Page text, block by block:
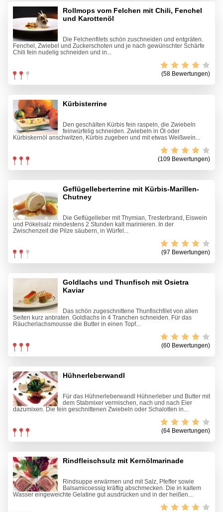
Rollmops vom Felchen mit Chili, Fenchel
und Karottenöl
Die Felchenfilets schön zuschneiden und entgräten.
Fenchel, Zwiebel und Zuckerschoten und je nach gewünschter Schärfe
Chili fein nudelig schneiden und in...
(58 Bewertungen)
Kürbisterrine
Den geschälten Kürbis fein raspeln, die Zwiebeln
feinwürfelig schneiden. Zwiebeln in Öl oder
Kürbiskernöl anschwitzen, Kürbis zugeben und mit etwas Weißwein...
(109 Bewertungen)
Geflügelleberterrine mit Kürbis-Marillen-
Chutney
Die Geflügelleber mit Thymian, Tresterbrand, Eiswein
und Pökelsalz mindestens 2 Stunden kalt marinieren. In der
Zwischenzeit die Pilze säubern, in Würfel...
(97 Bewertungen)
Goldlachs und Thunfisch mit Osietra
Kaviar
Das schön zugeschnittene Thunfischfilet von allen
Seiten kurz anbraten. Goldlachs in 4 Tranchen schneiden. Für das
Räucherlachsmousse die Butter in einen Topf...
(60 Bewertungen)
Hühnerleberwandl
Für das Hühnerleberwandl Hühnerleber und Butter mit
dem Stabmixer vermischen, nach und nach Eier
dazumixen. Die fein geschnittenen Zwiebeln oder Schalotten in...
(64 Bewertungen)
Rindfleischsulz mit Kernölmarinade
Rindsuppe erwärmen und mit Salz, Pfeffer sowie
Balsamicoessig kräftig abschmecken. Die in kaltem
Wasser eingeweichte Gelatine gut ausdrücken und in der heißen...